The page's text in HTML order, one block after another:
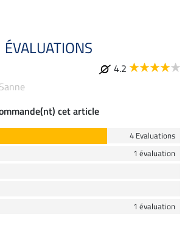
ÉVALUATIONS
4.2
cet article
4 Evaluations
1 évaluation
1 évaluation